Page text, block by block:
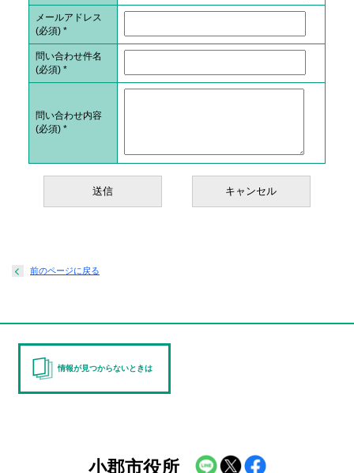
メールアドレス
(必須) *
問い合わせ件名
(必須) *
問い合わせ内容
(必須) *
前のページに戻る
情報が見つからないときは
小郡市役所